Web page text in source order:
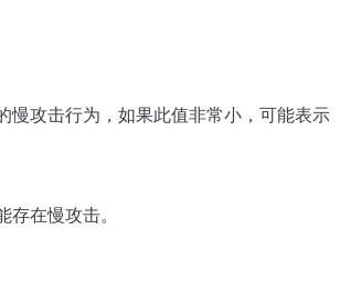
慢攻击行为，如果此值非常小，可能表示
在慢攻击。